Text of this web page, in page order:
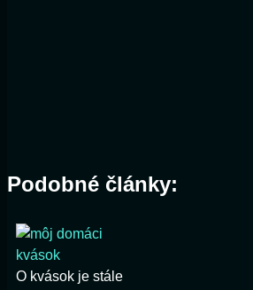
Podobné články:
O kvások je stále